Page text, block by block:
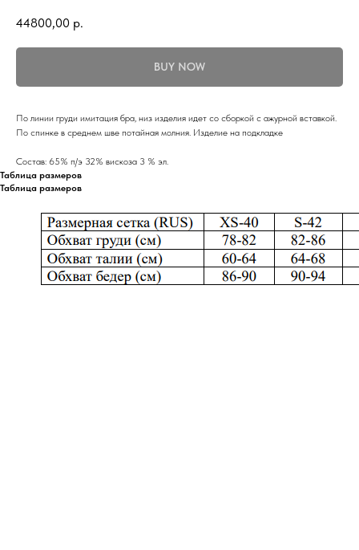
44800,00 р.
BUY NOW
По линии груди имитация бра, низ изделия идет со сборкой с ажурной вставкой.
По спинке в среднем шве потайная молния. Изделие на подкладке
Состав: 65% п/э 32% вискоза 3 % эл.
Таблица размеров
Таблица размеров